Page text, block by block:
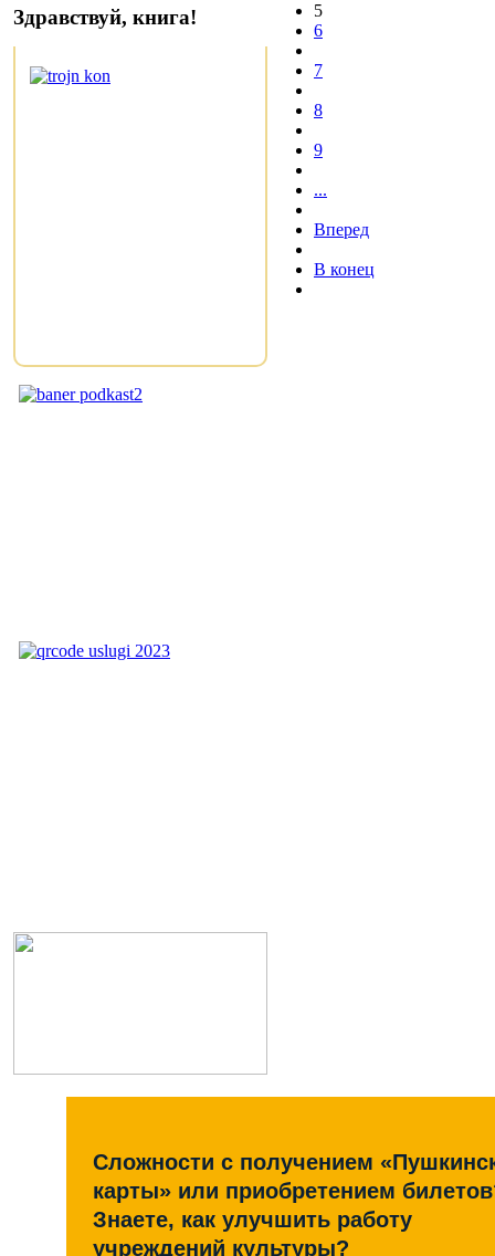
Здравствуй, книга!
5
6
7
8
9
...
Вперед
В конец
Сложности с получением
карты» или приобретением
Знаете, как улучшить работу
учреждений культуры?